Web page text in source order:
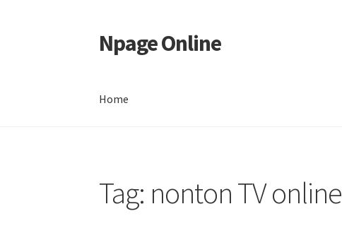
Skip
to
Skip
to
Npage Online
Home
Tag: nonton TV online